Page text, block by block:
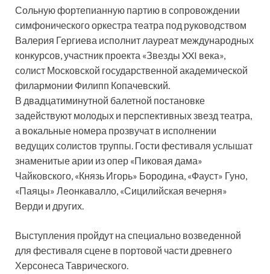
Сольную фортепианную партию в сопровождении
симфонического оркестра театра под руководством
Валерия Гергиева исполнит лауреат международных
конкурсов, участник проекта «Звезды XXI века»,
солист Московской государственной академической
филармонии Филипп Копачевский.
В двадцатиминутной балетной постановке
задействуют молодых и перспективных звезд театра,
а вокальные номера прозвучат в исполнении
ведущих солистов труппы. Гости фестиваля услышат
знаменитые арии из опер «Пиковая дама»
Чайковского, «Князь Игорь» Бородина, «Фауст» Гуно,
«Паяцы» Леонкавалло, «Сицилийская вечерня»
Верди и других.
Выступления пройдут на специально возведенной
для фестиваля сцене в портовой части древнего
Херсонеса Таврического.